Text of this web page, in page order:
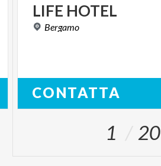
LIFE HOTEL
Bergamo
CONTATTA
1 20